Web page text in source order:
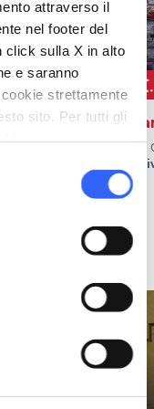
attraverso il
nel footer del
click sulla X in alto
e saranno
strettamente
sito. Per tutti gli
Parco
a
Vedi su mappa
favorite_border